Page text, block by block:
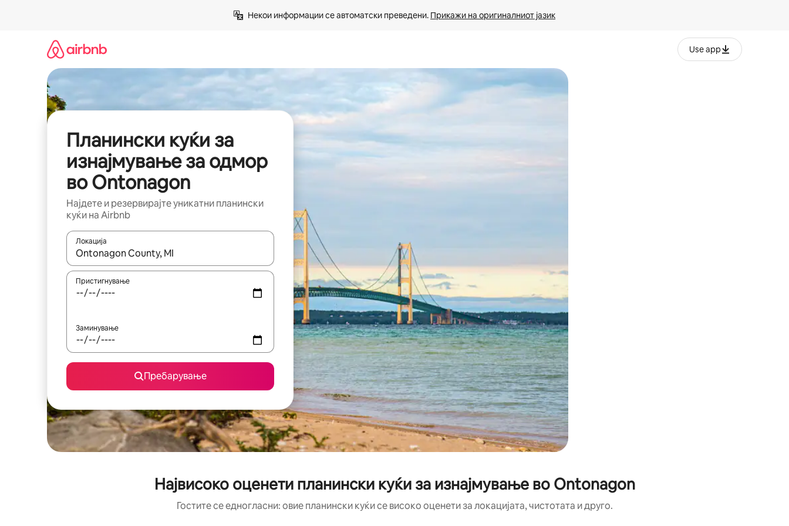
Некои информации се автоматски преведени. Прикажи на оригиналниот јазик
Use app
Планински куќи за
изнајмување за одмор
во Ontonagon
Најдете и резервирајте уникатни планински
куќи на Airbnb
Локација
Кога резултатите се достапни, движете се со копчињата со стрелки нагоре и надолу или истражувајте со допирање или со лизгање.
Пристигнување
Заминување
Пребарување
Највисоко оценети планински куќи за изнајмување во Ontonagon
Гостите се едногласни: овие планински куќи се високо оценети за локацијата, чистотата и друго.